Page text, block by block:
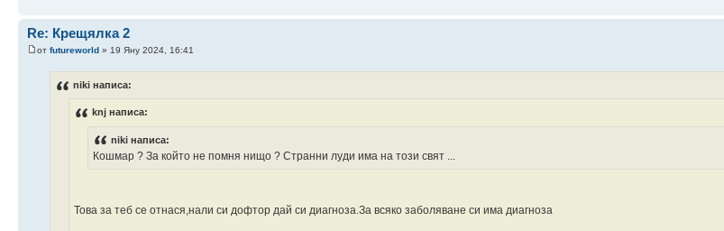
Re: Крещялка 2
от futureworld » 19 Яну 2024, 16:41
niki написа:
knj написа:
niki написа:
Кошмар ? За който не помня нищо ? Странни луди има на този свят ...
Това за теб се отнася,нали си дофтор дай си диагноза.За всяко заболяване си има диагноза